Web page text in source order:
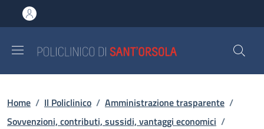
al contenuto principale
to footer content
Briciole di pane
Home / Il Policlinico / Amministrazione trasparente /
Sovvenzioni, contributi, sussidi, vantaggi economici /